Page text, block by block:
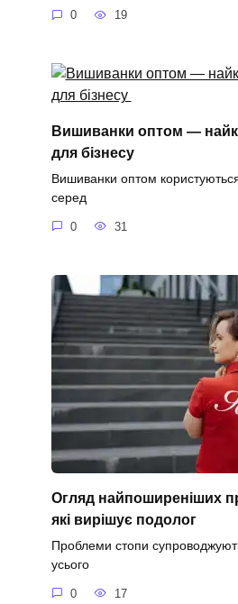
0 19
Вишиванки оптом —
для бізнесу
Вишиванки оптом
серед
0 31
Огляд найпоширеніших
які вирішує подолог
Проблеми стопи
усього
0 17